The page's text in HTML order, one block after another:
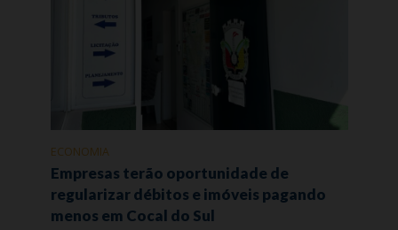
ECONOMIA
Empresas terão oportunidade de
regularizar débitos e imóveis pagando
menos em Cocal do Sul